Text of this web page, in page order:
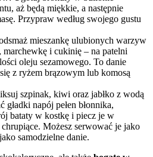
aż będą miękkie, a następnie
Przypraw według swojego gustu
mieszankę ulubionych warzyw
marchewkę i cukinię – na patelni
oleju sezamowego. To danie
z ryżem brązowym lub komosą
szpinak, kiwi oraz jabłko z wodą
napój pełen błonnika,
bataty w kostkę i piecz je w
Możesz serwować je jako
samodzielne danie.